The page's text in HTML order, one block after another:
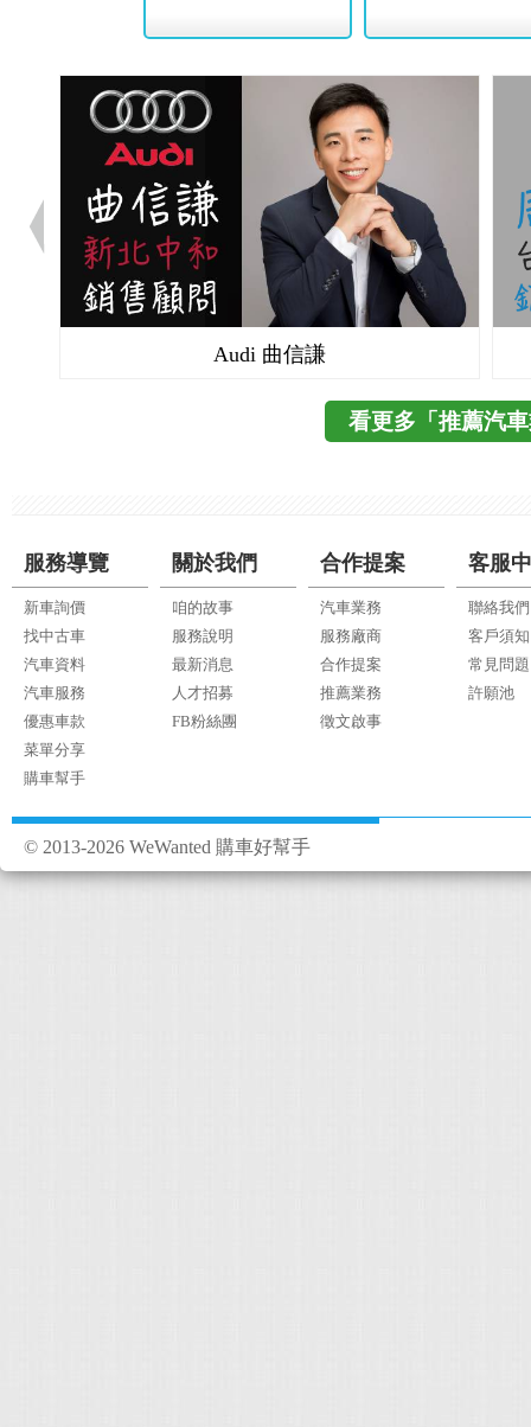
Audi 曲信謙
看更多「推薦汽
服務導覽
新車詢價
找中古車
汽車資料
汽車服務
優惠車款
菜單分享
購車幫手
關於我們
咱的故事
服務說明
最新消息
人才招募
FB粉絲團
合作提案
汽車業務
服務廠商
合作提案
推薦業務
徵文啟事
客服
聯絡我們
客戶須知
常見問題
許願池
© 2013-2026 WeWanted 購車好幫手